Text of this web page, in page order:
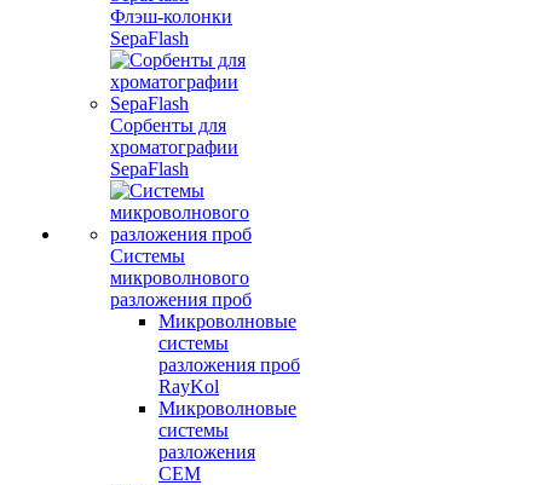
Флэш-колонки
SepaFlash
Сорбенты для
хроматографии
SepaFlash
Системы
микроволнового
разложения проб
Микроволновые
системы
разложения проб
RayKol
Микроволновые
системы
разложения
CEM